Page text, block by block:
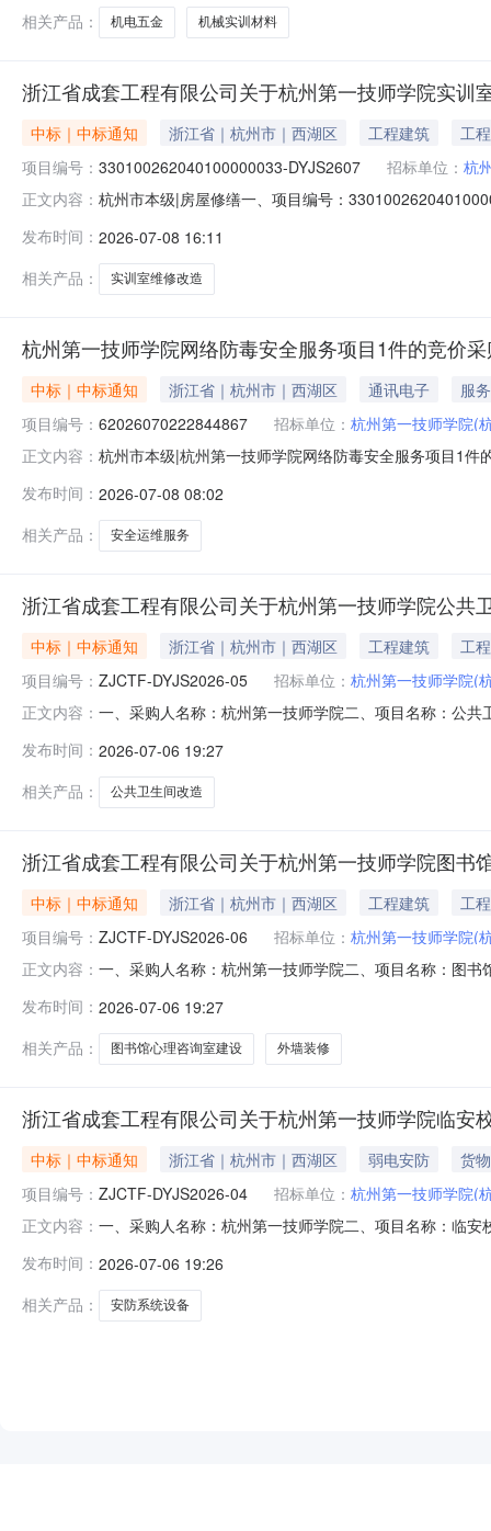
相关产品：
机电五金 机械实训材料
浙江省成套工程有限公司关于杭州第一技师学院实训
中标｜中标通知 浙江省｜杭州市｜西湖区 工程建筑
工程
项目编号： 330100262040100000033-DYJS2607 招标单位： 杭
正文内容： 杭州市本级|房屋修缮一、项目编号：
名称标的名称施工范围施工工期项目经理执业证书信息1
发布时间： 2026-07-08 16:11
相关产品：
实训室维修改造
杭州第一技师学院网络防毒安全服务项目1件的竞价
中标｜中标通知 浙江省｜杭州市｜西湖区 通讯电子
服务
项目编号： 62026070222844867 招标单位： 杭州第一技师学院(
正文内容： 杭州市本级|杭州第一技师学院网络防毒安全服务项目1
称：杭州市本级报价起止时间：2026-07-0210:04-2026-
发布时间： 2026-07-08 08:02
相关产品：
安全运维服务
浙江省成套工程有限公司关于杭州第一技师学院公共
中标｜中标通知 浙江省｜杭州市｜西湖区 工程建筑
工程
项目编号： ZJCTF-DYJS2026-05 招标单位： 杭州第一技师学院(
正文内容： 一、采购人名称：杭州第一技师学院二、项目名称：公
莎、蔡枫楠、李吉亮（采购人代表）八、代理服务费金
采购过程
发布时间： 2026-07-06 19:27
相关产品：
公共卫生间改造
浙江省成套工程有限公司关于杭州第一技师学院图
中标｜中标通知 浙江省｜杭州市｜西湖区 工程建筑
工程
项目编号： ZJCTF-DYJS2026-06 招标单位： 杭州第一技师学院(
正文内容： 一、采购人名称：杭州第一技师学院二、项目名称：图
七、评审专家名单：朱丽莎、蔡枫楠、李吉亮（采购人
商认为该中标/
发布时间： 2026-07-06 19:27
相关产品：
图书馆心理咨询室建设 外墙装修
浙江省成套工程有限公司关于杭州第一技师学院临安
中标｜中标通知 浙江省｜杭州市｜西湖区 弱电安防
货物
项目编号： ZJCTF-DYJS2026-04 招标单位： 杭州第一技师学院(
正文内容： 一、采购人名称：杭州第一技师学院二、项目名称：临
应利文、阮振华（采购人代表）八、代理服务费金额：
采购过程等使
发布时间： 2026-07-06 19:26
相关产品：
安防系统设备